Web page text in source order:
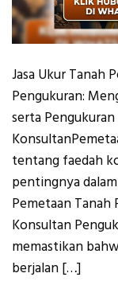
Jasa Ukur Tanah
Pengukuran:
serta
tentang faedah
pentingnya
Pemetaan Tanah
Konsultan
memastikan
berjalan […]